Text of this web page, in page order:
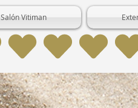
Salón Vitiman